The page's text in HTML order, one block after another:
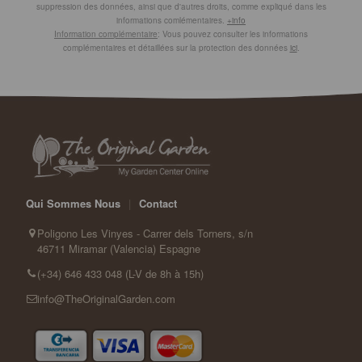
suppression des données, ainsi que d'autres droits, comme expliqué dans les
informations comlémentaires. +info
Information complémentaire: Vous pouvez consulter les informations
complémentaires et détaillées sur la protection des données ici.
Qui Sommes Nous
Contact
Poligono Les Vinyes - Carrer dels Torners, s/n
46711 Miramar (Valencia) Espagne
(+34) 646 433 048 (L-V de 8h à 15h)
info@TheOriginalGarden.com